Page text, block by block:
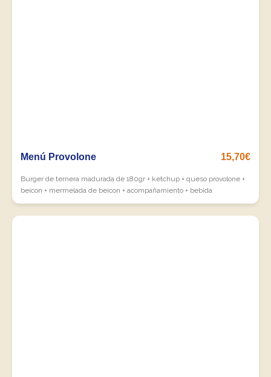
Menú Provolone 15,70€
Burger de ternera madurada de 180gr + ketchup + queso provolone +
beicon + mermelada de beicon + acompañamiento + bebida